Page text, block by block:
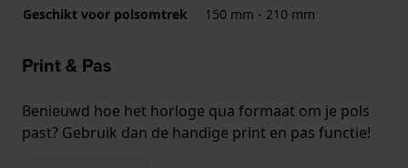
Geschikt voor polsomtrek
150 mm - 210 mm
Print & Pas
Benieuwd hoe het horloge qua formaat om je pols
past? Gebruik dan de handige print en pas functie!